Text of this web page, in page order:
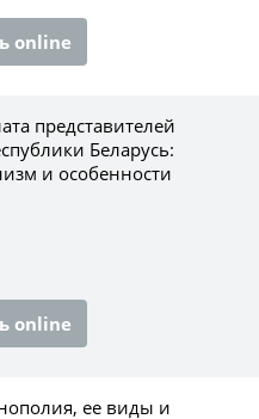
online
представителей
Беларусь:
и особенности
online
ее виды и